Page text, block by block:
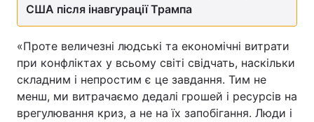
США після інавгурації Трампа
«Проте величезні людські та економічні витрати
при конфліктах у всьому світі свідчать, наскільки
складним і непростим є це завдання. Тим не
менш, ми витрачаємо дедалі грошей і ресурсів на
врегулювання криз, а не на їх запобігання. Люди і